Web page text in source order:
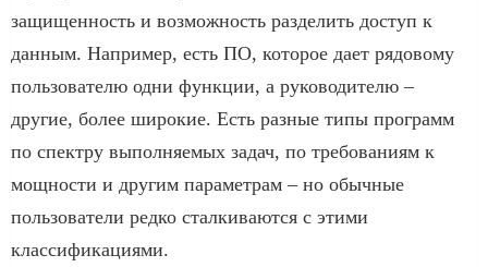
защищенность и возможность разделить доступ к
данным. Например, есть ПО, которое дает рядовому
пользователю одни функции, а руководителю –
другие, более широкие. Есть разные типы программ
по спектру выполняемых задач, по требованиям к
мощности и другим параметрам – но обычные
пользователи редко сталкиваются с этими
классификациями.